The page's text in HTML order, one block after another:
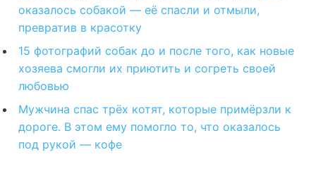
оказалось собакой — её спасли и отмыли,
превратив в красотку
15 фотографий собак до и после того, как новые
хозяева смогли их приютить и согреть своей
любовью
Мужчина спас трёх котят, которые примёрзли к
дороге. В этом ему помогло то, что оказалось
под рукой — кофе